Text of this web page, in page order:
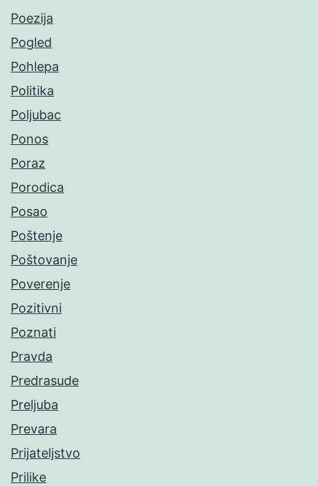
Poezija
Pogled
Pohlepa
Politika
Poljubac
Ponos
Poraz
Porodica
Posao
Poštenje
Poštovanje
Poverenje
Pozitivni
Poznati
Pravda
Predrasude
Preljuba
Prevara
Prijateljstvo
Prilike